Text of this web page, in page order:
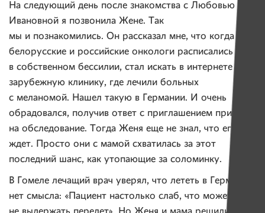
На следующий день после знакомства с Любовью
Ивановной я позвонила Жене. Так
мы и познакомились. Он рассказал мне, что когда
белорусские и российские онкологи расписались
в собственном бессилии, стал искать в интернете
зарубежную клинику, где лечили больных
с меланомой. Нашел такую в Германии. И очень
обрадовался, получив ответ с приглашением приехать
на обследование. Тогда Женя еще не знал, что его там
ждет. Просто они с мамой схватилась за этот
последний шанс, как утопающие за соломинку.
В Гомеле лечащий врач уверял, что лететь в Германию
нет смысла: «Пациент настолько слаб, что может